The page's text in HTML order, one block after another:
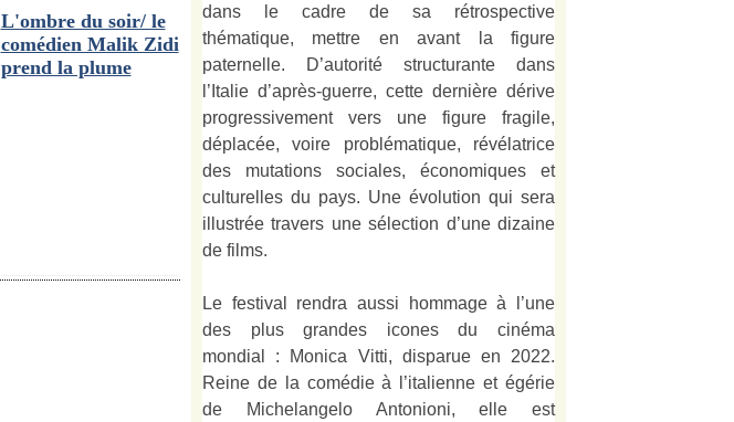
L'ombre du soir/ le
comédien Malik Zidi
prend la plume
dans le cadre de sa rétrospective
thématique, mettre en avant la figure
paternelle. D’autorité structurante dans
l’Italie d’après-guerre, cette dernière dérive
progressivement vers une figure fragile,
déplacée, voire problématique, révélatrice
des mutations sociales, économiques et
culturelles du pays. Une évolution qui sera
illustrée travers une sélection d’une dizaine
de films.
Le festival rendra aussi hommage à l’une
des plus grandes icones du cinéma
mondial : Monica Vitti, disparue en 2022.
Reine de la comédie à l’italienne et égérie
de Michelangelo Antonioni, elle est